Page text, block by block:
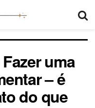
uma
– é
do que